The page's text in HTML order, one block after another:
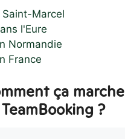
Marcel
l'Eure
Normandie
France
ça marche
TeamBooking ?